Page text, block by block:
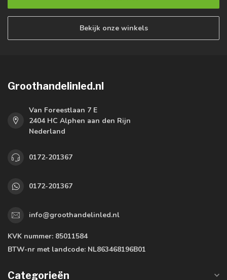
Bekijk onze winkels
Groothandelinled.nl
Van Foreestlaan 7 E
2404 HC Alphen aan den Rijn
Nederland
0172-201367
0172-201367
info@groothandelinled.nl
KVK nummer: 85011584
BTW-nr met landcode: NL863468196B01
Categorieën